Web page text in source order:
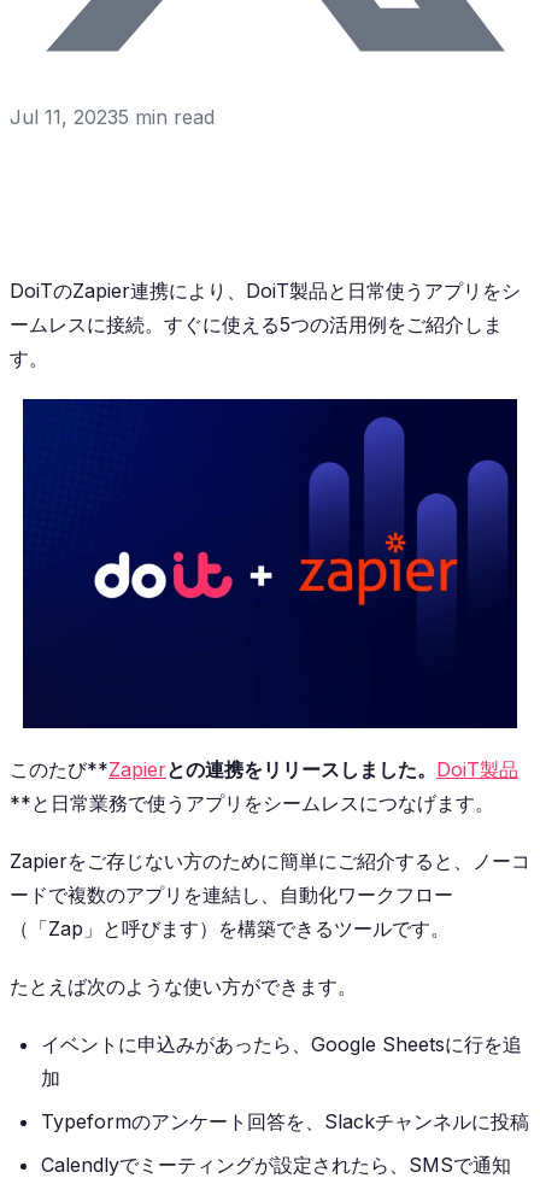
Jul 11, 20235 min read
DoiTのZapier連携により、DoiT製品と日常使うアプリをシ
ームレスに接続。すぐに使える5つの活用例をご紹介しま
す。
このたび**Zapierとの連携をリリースしました。 DoiT製品
**と日常業務で使うアプリをシームレスにつなげます。
Zapierをご存じない方のために簡単にご紹介すると、ノーコ
ードで複数のアプリを連結し、自動化ワークフロー
（「Zap」と呼びます）を構築できるツールです。
たとえば次のような使い方ができます。
イベントに申込みがあったら、Google Sheetsに行を追
加
Typeformのアンケート回答を、Slackチャンネルに投稿
Calendlyでミーティングが設定されたら、SMSで通知